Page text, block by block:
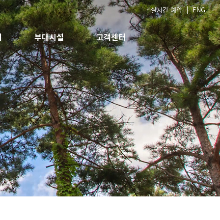
· 실시간 예약 ENG
레
부대시설
레스토랑
카페
고객센터
공지사항
FAQ
이벤트&프로모션